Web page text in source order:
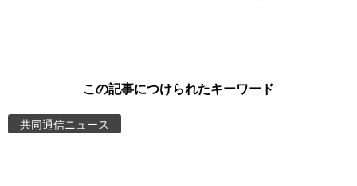
この記事につけられたキーワード
共同通信ニュース